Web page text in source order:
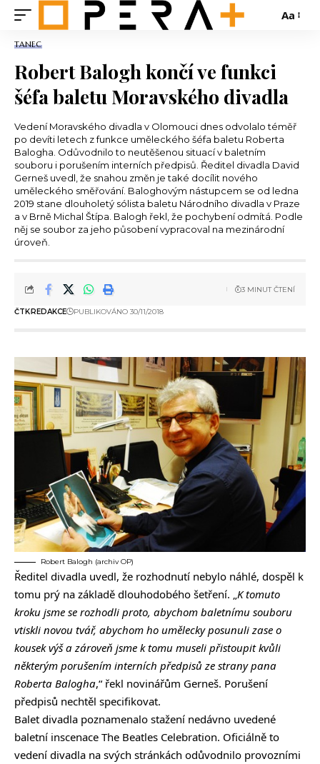
Aa
TANEC
Robert Balogh končí ve funkci
šéfa baletu Moravského divadla
Vedení Moravského divadla v Olomouci dnes odvolalo téměř
po devíti letech z funkce uměleckého šéfa baletu Roberta
Balogha. Odůvodnilo to neutěšenou situací v baletním
souboru i porušením interních předpisů. Ředitel divadla David
Gerneš uvedl, že snahou změn je také docílit nového
uměleckého směřování. Baloghovým nástupcem se od ledna
2019 stane dlouholetý sólista baletu Národního divadla v Praze
a v Brně Michal Štípa. Balogh řekl, že pochybení odmítá. Podle
něj se soubor za jeho působení vypracoval na mezinárodní
úroveň.
ČTKREDAKCE PUBLIKOVÁNO 30/11/2018
3 MINUT ČTENÍ
Robert Balogh (archiv OP)
Ředitel divadla uvedl, že rozhodnutí nebylo náhlé, dospěl k
tomu prý na základě dlouhodobého šetření. „ K tomuto
kroku jsme se rozhodli proto, abychom baletnímu souboru
vtiskli novou tvář, abychom ho umělecky posunuli zase o
kousek výš a zároveň jsme k tomu museli přistoupit kvůli
některým porušením interních předpisů ze strany pana
Roberta Balogha,“ řekl novinářům Gerneš. Porušení
předpisů nechtěl specifikovat.
Balet divadla poznamenalo stažení nedávno uvedené
baletní inscenace The Beatles Celebration. Oficiálně to
vedení divadla na svých stránkách odůvodnilo provozními